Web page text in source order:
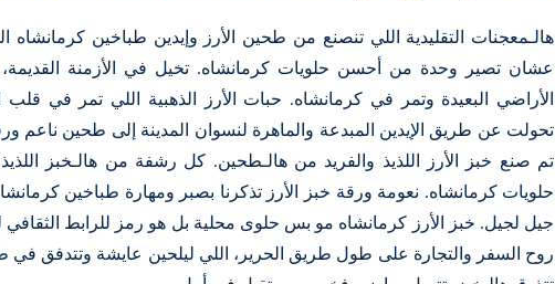
هالـمعجنات التقليدية اللي تنصنع من طحين الأرز وإيدين طباخين كرمانشاه
عشان تصير وحدة من أحسن حلويات كرمانشاه. تخيل في الأزمنة
الأراضي البعيدة وتمر في كرمانشاه. حبات الأرز الذهبية اللي تمر في قلب
تحولت عن طريق الإيدين المبدعة والماهرة لنسوان المدينة إلى طحين ناعم
تم صنع خبز الأرز اللذيذ والفريد من هالـطحين. كل رشفة من هالـخبز
حلويات كرمانشاه. نعومة ورقة خبز الأرز تذكرنا بصبر ومهارة طباخين
جيل لجيل. خبز الأرز كرمانشاه مو بس حلوى محلية بل هو رمز للرابط الثقافي
روح السفر والتجارة على طول طريق الحرير، اللي ليلحين عايشة وتتدفق